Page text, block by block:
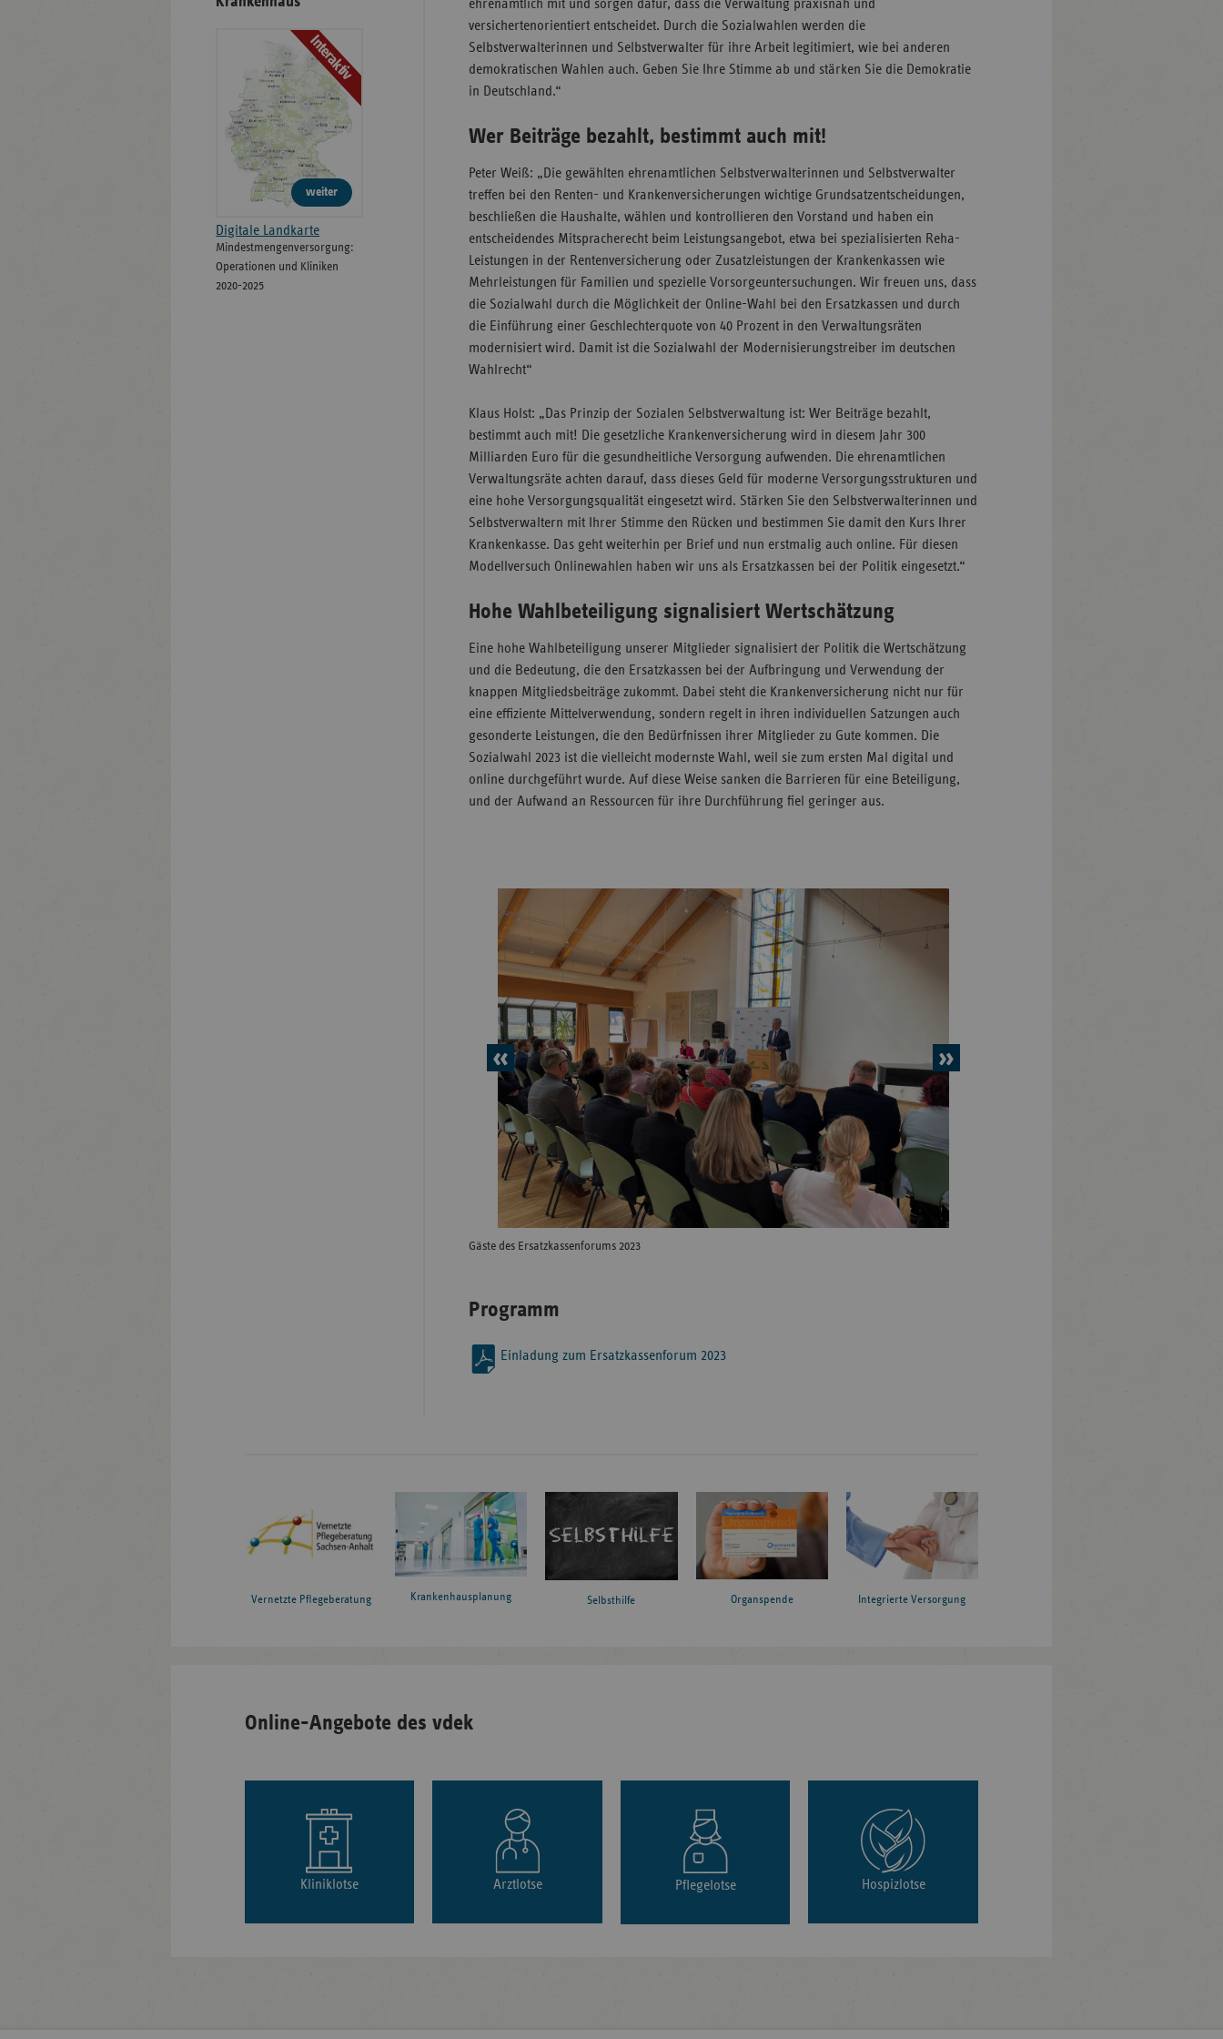
ehrenamtlich mit und sorgen dafür, dass die Verwaltung praxisnah und
versichertenorientiert entscheidet. Durch die Sozialwahlen werden die
Selbstverwalterinnen und Selbstverwalter für ihre Arbeit legitimiert, wie bei anderen
demokratischen Wahlen auch. Geben Sie Ihre Stimme ab und stärken Sie die Demokratie
in Deutschland.“
Wer Beiträge bezahlt, bestimmt auch mit!
Peter Weiß: „Die gewählten ehrenamtlichen Selbstverwalterinnen und Selbstverwalter
treffen bei den Renten- und Krankenversicherungen wichtige Grundsatzentscheidungen,
beschließen die Haushalte, wählen und kontrollieren den Vorstand und haben ein
entscheidendes Mitspracherecht beim Leistungsangebot, etwa bei spezialisierten Reha-
Leistungen in der Rentenversicherung oder Zusatzleistungen der Krankenkassen wie
Mehrleistungen für Familien und spezielle Vorsorgeuntersuchungen. Wir freuen uns, dass
die Sozialwahl durch die Möglichkeit der Online-Wahl bei den Ersatzkassen und durch
die Einführung einer Geschlechterquote von 40 Prozent in den Verwaltungsräten
modernisiert wird. Damit ist die Sozialwahl der Modernisierungstreiber im deutschen
Wahlrecht“
Klaus Holst: „Das Prinzip der Sozialen Selbstverwaltung ist: Wer Beiträge bezahlt,
bestimmt auch mit! Die gesetzliche Krankenversicherung wird in diesem Jahr 300
Milliarden Euro für die gesundheitliche Versorgung aufwenden. Die ehrenamtlichen
Verwaltungsräte achten darauf, dass dieses Geld für moderne Versorgungsstrukturen und
eine hohe Versorgungsqualität eingesetzt wird. Stärken Sie den Selbstverwalterinnen und
Selbstverwaltern mit Ihrer Stimme den Rücken und bestimmen Sie damit den Kurs Ihrer
Krankenkasse. Das geht weiterhin per Brief und nun erstmalig auch online. Für diesen
Modellversuch Onlinewahlen haben wir uns als Ersatzkassen bei der Politik eingesetzt.“
Hohe Wahlbeteiligung signalisiert Wertschätzung
Eine hohe Wahlbeteiligung unserer Mitglieder signalisiert der Politik die Wertschätzung
und die Bedeutung, die den Ersatzkassen bei der Aufbringung und Verwendung der
knappen Mitgliedsbeiträge zukommt. Dabei steht die Krankenversicherung nicht nur für
eine effiziente Mittelverwendung, sondern regelt in ihren individuellen Satzungen auch
gesonderte Leistungen, die den Bedürfnissen ihrer Mitglieder zu Gute kommen. Die
Sozialwahl 2023 ist die vielleicht modernste Wahl, weil sie zum ersten Mal digital und
online durchgeführt wurde. Auf diese Weise sanken die Barrieren für eine Beteiligung,
und der Aufwand an Ressourcen für ihre Durchführung fiel geringer aus.
vorheriges
Element
nächstes
Gäste des Ersatzkassenforums 2023
Programm
Einladung zum Ersatzkassenforum 2023
Interaktiv
weiter
Digitale Landkarte
Mindestmengenversorgung:
Operationen und Kliniken
2020-2025
Vernetzte Pflegeberatung Krankenhausplanung Selbsthilfe Organspende Integrierte Versorgung
Online-Angebote des vdek
Kliniklotse Arztlotse Pflegelotse Hospizlotse